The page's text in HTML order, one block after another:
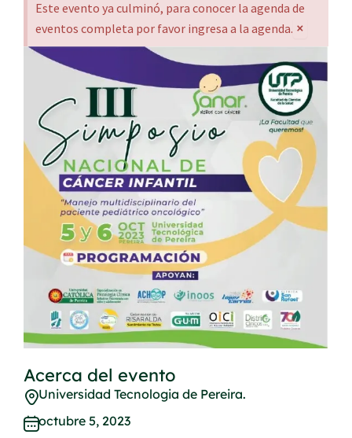
Este evento ya culminó, para conocer la agenda de
eventos completa por favor ingresa a la agenda. ×
Acerca del evento
Universidad Tecnologia de Pereira.
octubre 5, 2023